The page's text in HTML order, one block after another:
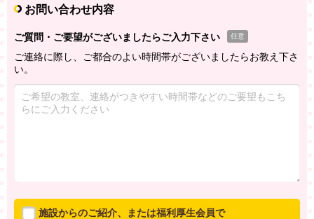
お問い合わせ内容
ご質問・ご要望がございましたらご入力下さい 任意
ご連絡に際し、ご都合のよい時間帯がございましたらお教え下さ
い。
施設からのご紹介、または福利厚生会員で